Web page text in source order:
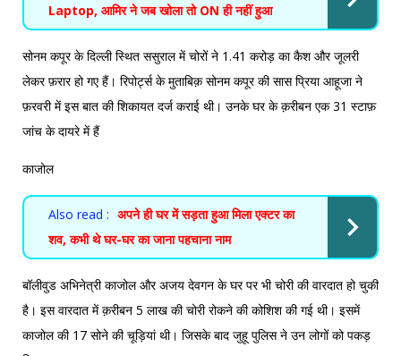
Laptop, आमिर ने जब खोला तो ON ही नहीं हुआ
सोनम कपूर के दिल्ली स्थित ससुराल में चोरों ने 1.41 करोड़ का कैश और जूलरी
लेकर फ़रार हो गए हैं। रिपोर्ट्स के मुताबिक़ सोनम कपूर की सास प्रिया आहूजा ने
फ़रवरी में इस बात की शिकायत दर्ज कराई थी। उनके घर के क़रीबन एक 31 स्टाफ़
जांच के दायरे में हैं
काजोल
Also read : अपने ही घर में सड़ता हुआ मिला एक्टर का
शव, कभी थे घर-घर का जाना पहचाना नाम
बॉलीवुड अभिनेत्री काजोल और अजय देवगन के घर पर भी चोरी की वारदात हो चुकी
है। इस वारदात में क़रीबन 5 लाख की चोरी रोकने की कोशिश की गई थी। इसमें
काजोल की 17 सोने की चूड़ियां थी। जिसके बाद जुहू पुलिस ने उन लोगों को पकड़